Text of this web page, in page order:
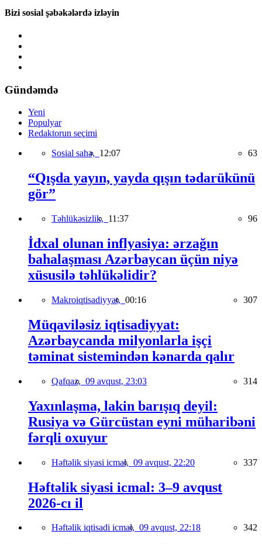
Bizi sosial şəbəkələrdə izləyin
Gündəmdə
Yeni
Populyar
Redaktorun seçimi
Sosial sahə, 12:07 63
“Qışda yayın, yayda qışın tədarükünü
gör”
Təhlükəsizlik, 11:37 96
İdxal olunan inflyasiya: ərzağın
bahalaşması Azərbaycan üçün niyə
xüsusilə təhlükəlidir?
Makroiqtisadiyyat, 00:16 307
Müqaviləsiz iqtisadiyyat:
Azərbaycanda milyonlarla işçi
təminat sistemindən kənarda qalır
Qafqaz, 09 avqust, 23:03 314
Yaxınlaşma, lakin barışıq deyil:
Rusiya və Gürcüstan eyni müharibəni
fərqli oxuyur
Həftəlik siyasi icmal, 09 avqust, 22:20 337
Həftəlik siyasi icmal: 3–9 avqust
2026-cı il
Həftəlik iqtisadi icmal, 09 avqust, 22:18 342